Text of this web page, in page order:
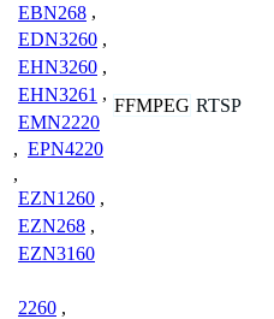
EBN268 ,
EDN3260 ,
EHN3260 ,
EHN3261 ,
EMN2220
, EPN4220
,
EZN1260 ,
EZN268 ,
EZN3160
FFMPEG RTSP
2260 ,